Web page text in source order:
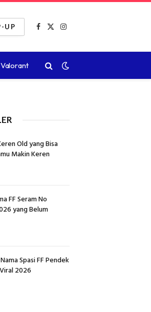
UP
Facebook
X
Instagram
Valorant
Old yang Bisa
Makin Keren
FF Seram No
yang Belum
Spasi FF Pendek
2026